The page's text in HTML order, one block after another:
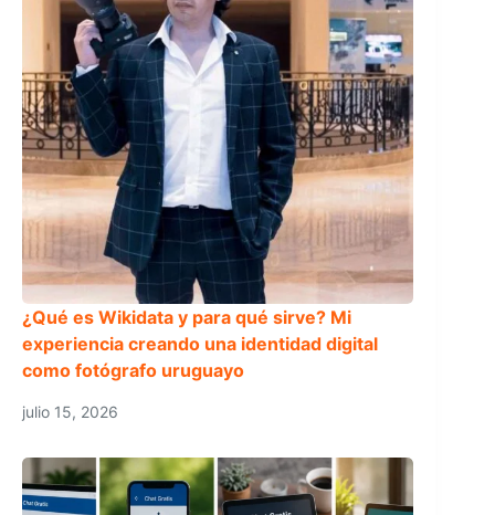
¿Qué es Wikidata y para qué sirve? Mi
experiencia creando una identidad digital
como fotógrafo uruguayo
julio 15, 2026